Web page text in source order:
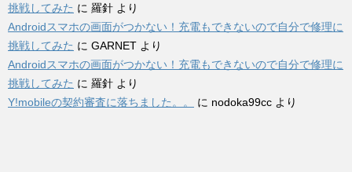
挑戦してみた に 羅針 より
Androidスマホの画面がつかない！充電もできないので自分で修理に
挑戦してみた に GARNET より
Androidスマホの画面がつかない！充電もできないので自分で修理に
挑戦してみた に 羅針 より
Y!mobileの契約審査に落ちました。。
に nodoka99cc より